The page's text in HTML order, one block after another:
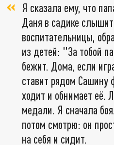
Я сказала ему, что
Даня в садике
воспитательницы,
из детей: "За тобой
бежит. Дома, если
ставит рядом
ходит и обнимает её.
медали. Я сначала
потом смотрю: он
на себя и сидит.